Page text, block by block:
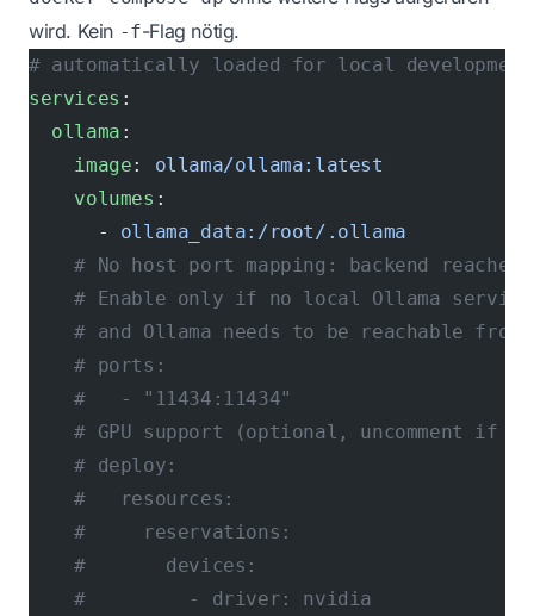
wird. Kein -f-Flag nötig.
# automatically loaded for local development
services :
  ollama
:
    image
: ollama/ollama:latest
    volumes
:
      -
ollama_data:/root/.ollama
# No host port mapping: backend
# Enable only if no local Ollama
# and Ollama needs to be reachable from
    # ports:
    #   - "11434:11434"
# GPU support (optional, uncomment if
    # deploy:
    #   resources:
    #     reservations:
    #       devices:
    #         - driver: nvidia